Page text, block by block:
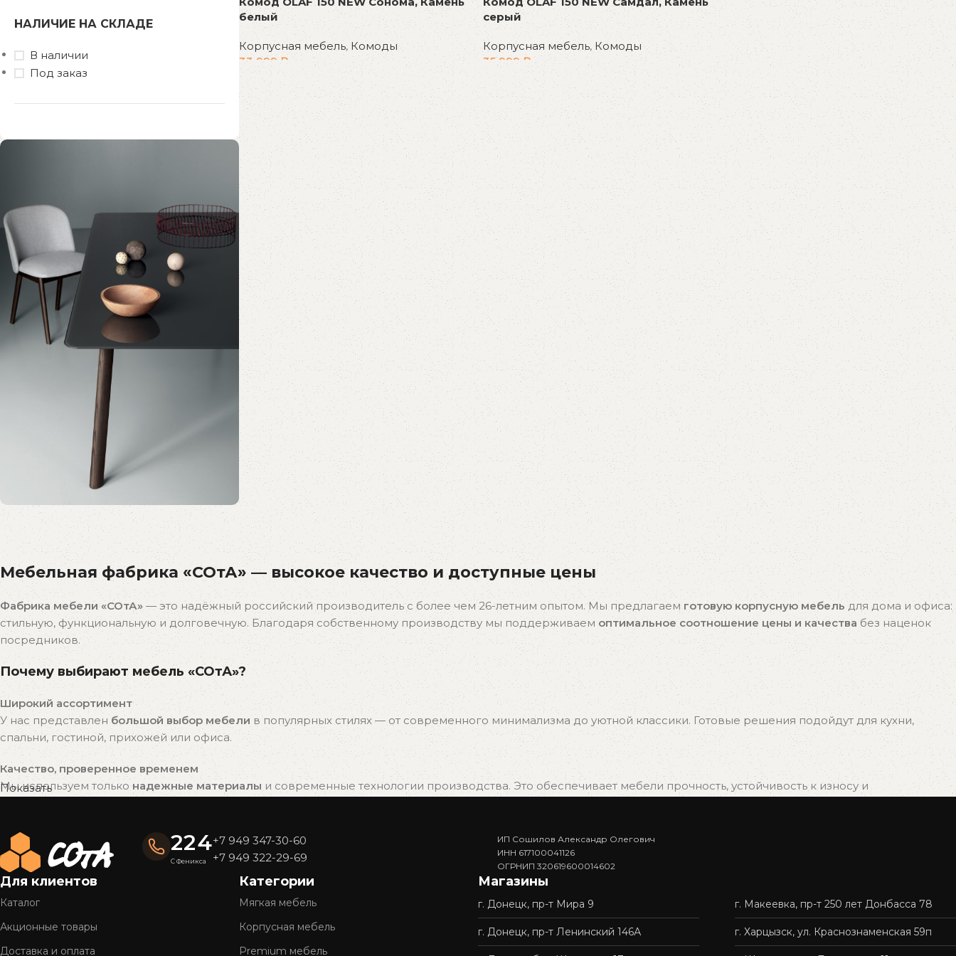
НАЛИЧИЕ НА СКЛАДЕ
В наличии
Под заказ
Распродажа
бестселлеров
Скидки на популярные модели!
К покупкам
белый
Корпусная мебель, Комоды
33 999₽
В корзину
серый
Корпусная мебель, Комоды
35 999 ₽
В корзину
Мебельная фабрика «СОтА» — высокое качество и доступные цены
Фабрика мебели «СОтА»— это надёжный российский производитель с более чем 26-летним опытом. Мы предлагаемготовую корпусную мебель для дома и офиса:
стильную, функциональную и долговечную. Благодаря собственному производству мы поддерживаем оптимальное соотношение цены и качествабез наценок
посредников.
Почему выбирают мебель «СОтА»?
Широкий ассортимент
У нас представлен большой выбор мебелив популярных стилях — от современного минимализма до уютной классики. Готовые решения подойдут для кухни,
спальни, гостиной, прихожей или офиса.
Качество, проверенное временем
Мы используем тольконадежные материалыи современные технологии производства. Это обеспечивает мебели прочность, устойчивость к износу и
Готовые решения — быстро и удобно
Вся мебель «СОтА» уже в наличии и готова к отправке. Вам не придётся ждать изготовления — достаточно выбрать подходящий вариант, и мы быстро организуем
доставку.
Полное обслуживание
: консультацию, доставку и профессиональную сборку мебели. Покупка у нас — это удобно, быстро и без лишних хлопот.
Более 26 лет на рынке
Показать
224
С Феникса
+7 949 347-30-60
+7 949 322-29-69
ИП Сошилов Александр Олегович
ИНН 617100041126
ОГРНИП 320619600014602
Для клиентов
Каталог
Акционные товары
Доставка и оплата
Категории
Мягкая мебель
Корпусная мебель
Premium мебель
Магазины
г. Донецк, пр-т Мира 9
г. Донецк, пр-т Ленинский 146А
г. Макеевка, пр-т 250 лет Донбасса 78
г. Харцызск, ул. Краснознаменская 59п